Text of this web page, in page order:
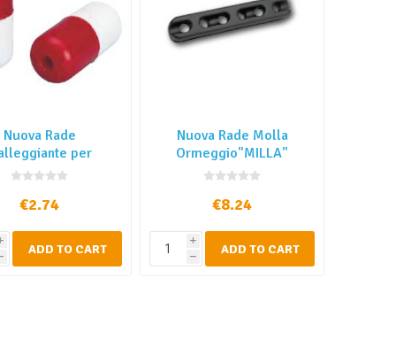
Nuova Rade
per
Olivetta
€2.74
ADD TO CART
Nuova Rade Molla
Ormeggio"MILLA"
€8.24
i
h ADD TO CART